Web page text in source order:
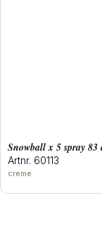
snowball x 5 spray 83
Artnr. 60113
creme